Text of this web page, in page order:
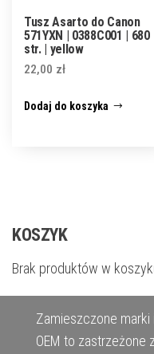
Tusz Asarto do Canon
571YXN | 0388C001 | 680
str. | yellow
22,00 zł
Dodaj do koszyka
KOSZYK
Brak produktów w
Zamieszczone marki
OEM to zastrzeżone